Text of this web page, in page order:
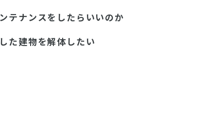
テナンスをしたらいいのか
た建物を解体したい